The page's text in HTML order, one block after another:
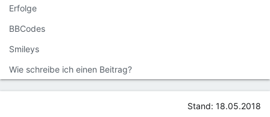
Erfolge
BBCodes
Smileys
Wie schreibe ich einen Beitrag?
Stand: 18.05.2018